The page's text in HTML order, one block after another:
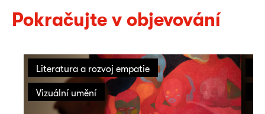
Pokračujte v objevování
Literatura a rozvoj empatie
Vizuální umění